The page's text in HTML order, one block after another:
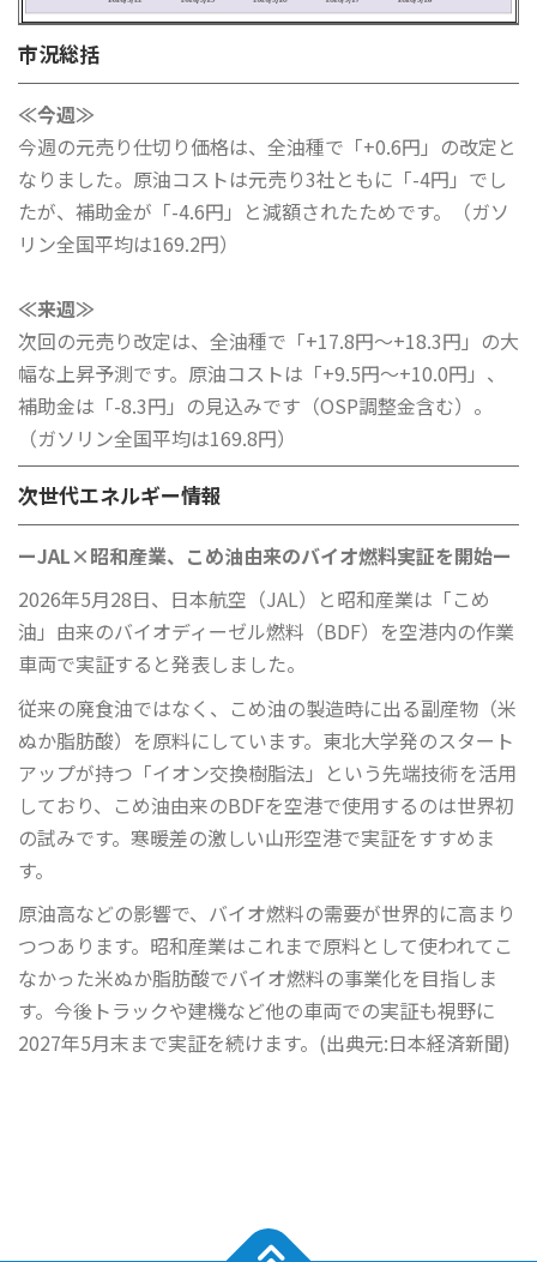
市況総括
≪今週≫
今週の元売り仕切り価格は、全油種で「+0.6円」の改定と
なりました。原油コストは元売り3社ともに「-4円」でし
たが、補助金が「-4.6円」と減額されたためです。（ガソ
リン全国平均は169.2円）
≪来週≫
次回の元売り改定は、全油種で「+17.8円〜+18.3円」の大
幅な上昇予測です。原油コストは「+9.5円〜+10.0円」、
補助金は「-8.3円」の見込みです（OSP調整金含む）。
（ガソリン全国平均は169.8円）
次世代エネルギー情報
ーJAL×昭和産業、こめ油由来のバイオ燃料実証を開始ー
2026年5月28日、日本航空（JAL）と昭和産業は「こめ
油」由来のバイオディーゼル燃料（BDF）を空港内の作業
車両で実証すると発表しました。
従来の廃食油ではなく、こめ油の製造時に出る副産物（米
ぬか脂肪酸）を原料にしています。東北大学発のスタート
アップが持つ「イオン交換樹脂法」という先端技術を活用
しており、こめ油由来のBDFを空港で使用するのは世界初
の試みです。寒暖差の激しい山形空港で実証をすすめま
す。
原油高などの影響で、バイオ燃料の需要が世界的に高まり
つつあります。昭和産業はこれまで原料として使われてこ
なかった米ぬか脂肪酸でバイオ燃料の事業化を目指しま
す。今後トラックや建機など他の車両での実証も視野に
2027年5月末まで実証を続けます。(出典元:日本経済新聞)